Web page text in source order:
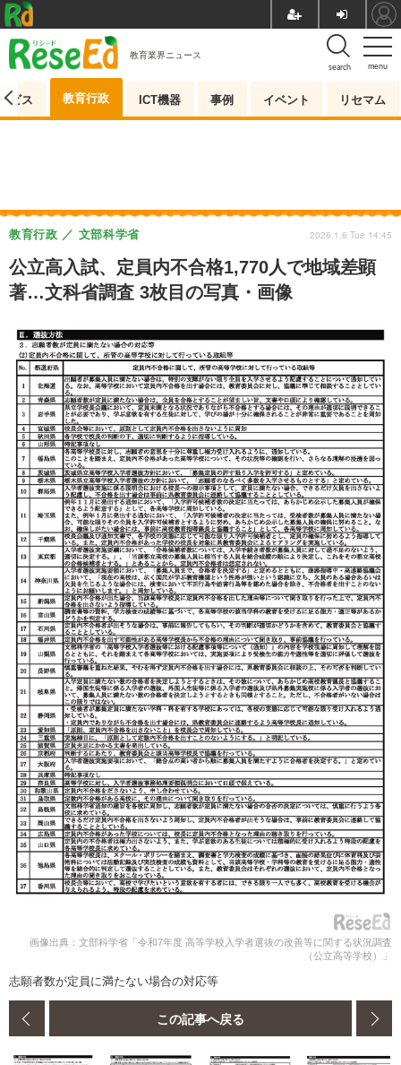
menu
search
教育業界ニュース
ビス 教育行政 ICT機器 事例 イベント リセマム
公立高入試、定員内不合格1,770人で地域差顕
著…文科省調査 3枚目の写真・画像
教育行政 文部科学省 2026.1.6 Tue 14:45
画像出典：文部科学省「令和7年度 高等学校入学者選抜の改善等に関する状況調査
（公立高等学校）」
志願者数が定員に満たない場合の対応等
この記事へ戻る